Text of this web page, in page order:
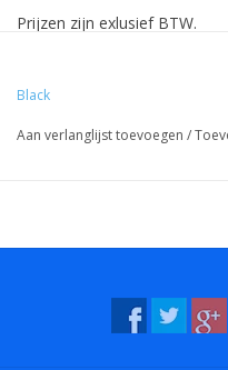
Prijzen zijn exlusief BTW.
Black
Aan verlanglijst toevoegen /